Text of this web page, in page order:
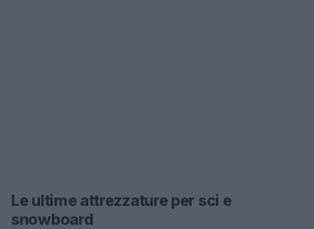
Le ultime attrezzature per sci e
snowboard